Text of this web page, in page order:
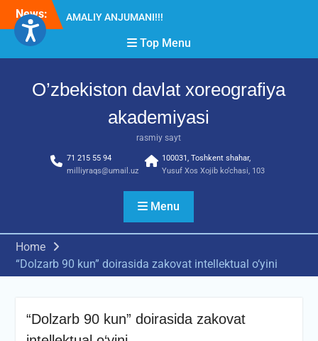
Skip
content
News:
Diqqat e’lon!
2026” tadbiri bo‘lib o‘tdi
RESPUBLIKA ILMIY-
Top Menu
O’zbekiston davlat xoreografiya
akademiyasi
rasmiy sayt
71 215 55 94
milliyraqs@umail.uz
100031, Toshkent shahar,
Yusuf Xos Xojib ko‘chasi, 103
Menu
Home
“Dolzarb 90 kun” doirasida zakovat intellektual o‘yini
“Dolzarb 90 kun” doirasida zakovat